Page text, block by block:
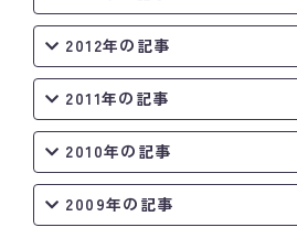
2012年の記事
2011年の記事
2010年の記事
2009年の記事